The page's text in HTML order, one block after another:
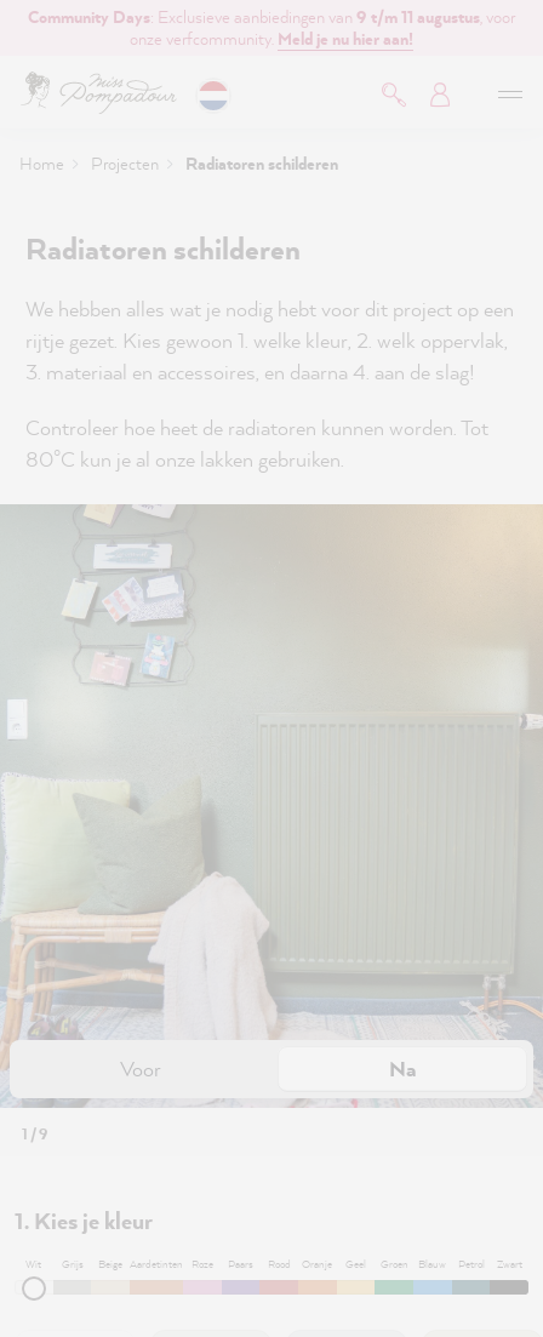
hoofdinhoud
Community Days: Exclusieve aanbiedingen van 9 t/m 11 augustus , voor
onze verfcommunity. Meld je nu hier aan!
Home Projecten Radiatoren schilderen
Radiatoren schilderen
We hebben alles wat je nodig hebt voor dit project op een
rijtje gezet. Kies gewoon 1. welke kleur, 2. welk oppervlak,
3. materiaal en accessoires, en daarna 4. aan de slag!
Controleer hoe heet de radiatoren kunnen worden. Tot
80°C kun je al onze lakken gebruiken.
Voor Na
1 / 9
1. Kies je kleur
Wit Grijs Beige Aardetinten Roze Paars Rood Oranje Geel Groen Blauw Petrol Zwart